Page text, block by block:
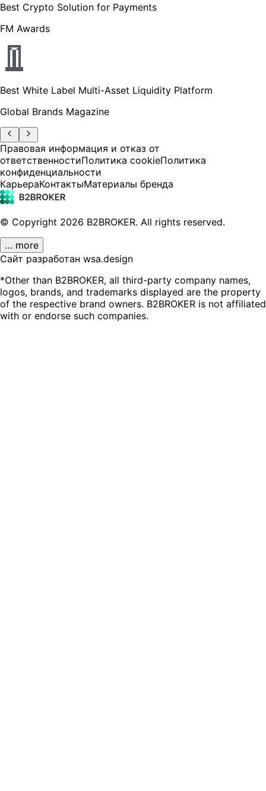
Best Crypto Solution for Payments
FM Awards
Best White Label Multi-Asset Liquidity Platform
Global Brands Magazine
Правовая информация и отказ от
ответственностиПолитика cookieПолитика
конфиденциальности
КарьераКонтактыМатериалы бренда
© Copyright 2026 B2BROKER. All rights reserved.
… more
Сайт разработан wsa.design
*Other than B2BROKER, all third-party company names,
logos, brands, and trademarks displayed are the property
of the respective brand owners. B2BROKER is not affiliated
with or endorse such companies.